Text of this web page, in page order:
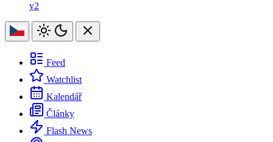
v2
Feed
Watchlist
Kalendář
Články
Flash News